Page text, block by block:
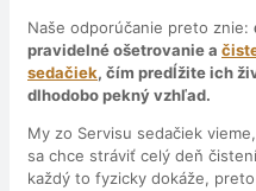
Naše odporúčanie preto znie:
pravidelné ošetrovanie a
sedačiek, čím predĺžite ich
dlhodobo pekný vzhľad.
My zo Servisu sedačiek
sa chce stráviť celý deň
každý to fyzicky dokáže,